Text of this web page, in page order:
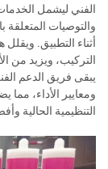
الفني ليشمل
والتوصيات
أثناء التطبيق.
التركيب، ويزيد من
يبقى فريق الدعم
ومعايير الأداء،
التنظيمية الحالية